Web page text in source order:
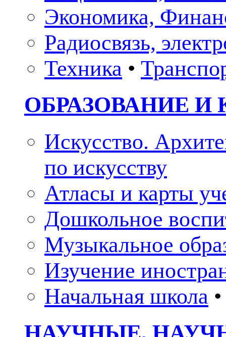
Экономика,
Радиосвязь,
Техника •
ОБРАЗОВАНИЕ И
Искусство.
по искусству
Атласы и карты
Дошкольное
Музыкальное
Изучение
Начальная школа •